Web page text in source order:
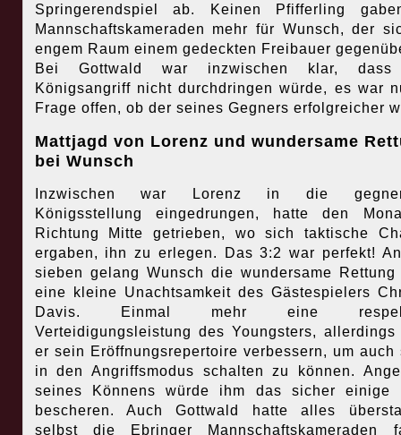
Springerendspiel ab. Keinen Pfifferling
Mannschaftskameraden mehr für Wunsch, der
engem Raum einem gedeckten Freibauer
Bei Gottwald war inzwischen klar,
Königsangriff nicht durchdringen würde, es war
Frage offen, ob der seines Gegners erfolgreicher
Mattjagd von Lorenz und wundersame
bei Wunsch
Inzwischen war Lorenz in die
Königsstellung eingedrungen, hatte den
Richtung Mitte getrieben, wo sich taktische
ergaben, ihn zu erlegen. Das 3:2 war perfekt!
sieben gelang Wunsch die wundersame Rettung
eine kleine Unachtsamkeit des Gästespielers
Davis. Einmal mehr eine
Verteidigungsleistung des Youngsters,
er sein Eröffnungsrepertoire verbessern, um auch
in den Angriffsmodus schalten zu können.
seines Könnens würde ihm das sicher einige
bescheren. Auch Gottwald hatte alles
selbst die Ebringer Mannschaftskameraden